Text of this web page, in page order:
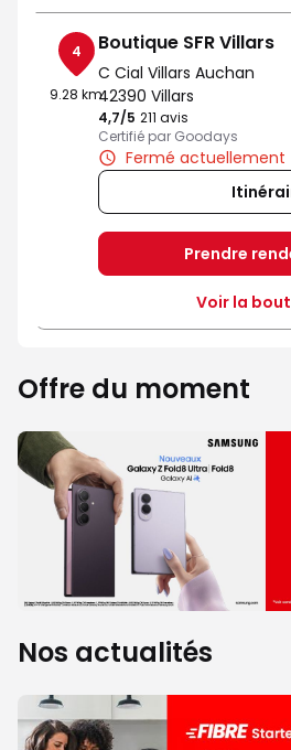
4
9.28 km
Boutique SFR Villars
C Cial Villars Auchan
42390 Villars
4,7/5 Note de 4.7 sur 5
211 avis
Certifié par Goodays
Fermé actuellement
Prendre
Voir la
Offre du moment
Nos actualités